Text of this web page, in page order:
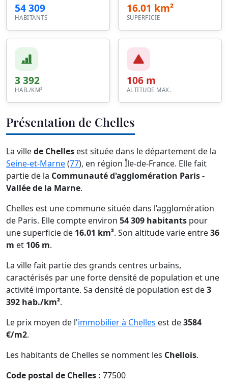
54 309
HABITANTS
16.01 km²
SUPERFICIE
3 392
HAB./KM²
106 m
ALTITUDE MAX.
Présentation de Chelles
La villede Chelles est située dans le département de la
Seine-et-Marne(77), en région Île-de-France. Elle fait
partie de la Communauté d'agglomération Paris -
Vallée de la Marne.
Chelles est une commune située dans l’agglomération
de Paris. Elle compte environ 54 309 habitants pour
une superficie de 16.01 km². Son altitude varie entre36
m et 106 m.
La ville fait partie des grands centres urbains,
caractérisés par une forte densité de population et une
activité importante. Sa densité de population est de3
392 hab./km².
Le prix moyen de l'immobilier à Chelles est de3584
€/m2.
Les habitants de Chelles se nomment les Chellois.
Code postal de Chelles : 77500